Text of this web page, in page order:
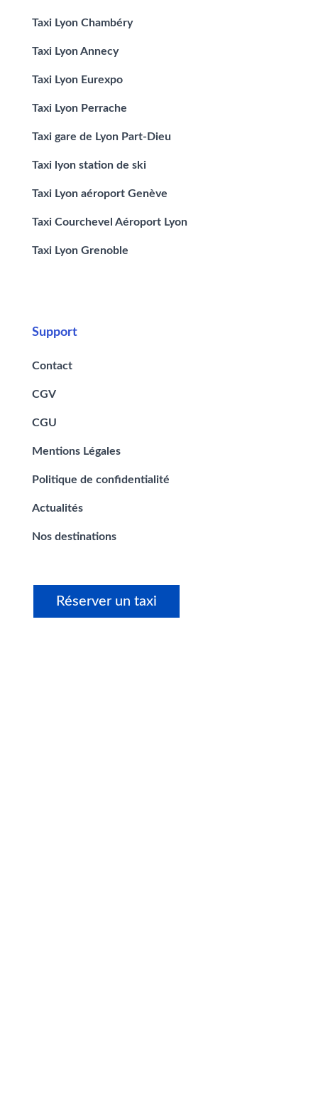
Taxi Lyon Chambéry
Taxi Lyon Annecy
Taxi Lyon Eurexpo
Taxi Lyon Perrache
Taxi gare de Lyon Part-Dieu
Taxi lyon station de ski
Taxi Lyon aéroport Genève
Taxi Courchevel Aéroport Lyon
Taxi Lyon Grenoble
Support
Contact
CGV
CGU
Mentions Légales
Politique de confidentialité
Actualités
Nos destinations
Réserver un taxi